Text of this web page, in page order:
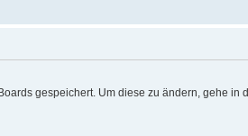
gespeichert. Um diese zu ändern, gehe